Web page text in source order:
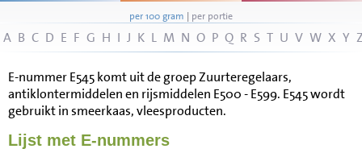
per 100 gram | per portie
A B C D E F G H I J K L M N O P Q R S T U V W X Y
E-nummer E545 komt uit de groep Zuurteregelaars,
antiklontermiddelen en rijsmiddelen E500 - E599. E545 wordt
gebruikt in smeerkaas, vleesproducten.
Lijst met E-nummers